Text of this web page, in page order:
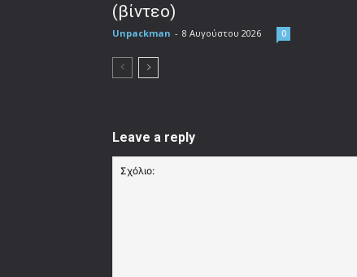
(βίντεο)
Unpackman - 8 Αυγούστου 2026 0
Leave a reply